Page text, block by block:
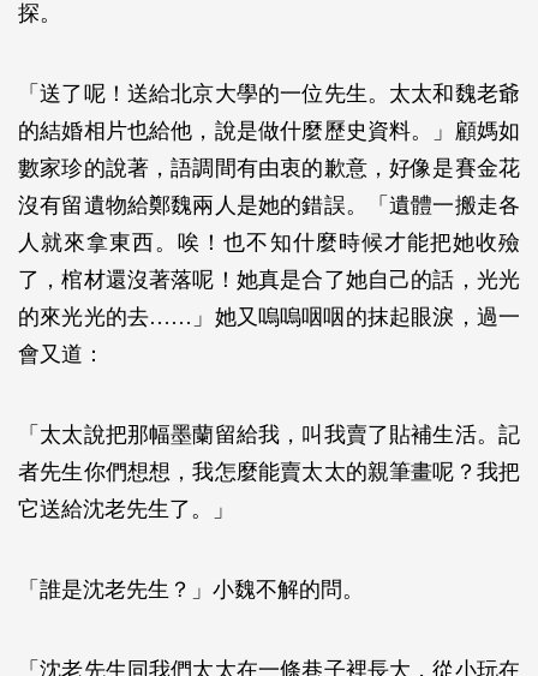
探。
「送了呢！送給北京大學的一位先生。太太和魏老爺
的結婚相片也給他，說是做什麼歷史資料。」顧媽如
數家珍的說著，語調間有由衷的歉意，好像是賽金花
沒有留遺物給鄭魏兩人是她的錯誤。「遺體一搬走各
人就來拿東西。唉！也不知什麼時候才能把她收殮
了，棺材還沒著落呢！她真是合了她自己的話，光光
的來光光的去……」她又嗚嗚咽咽的抹起眼淚，過一
會又道：
「太太說把那幅墨蘭留給我，叫我賣了貼補生活。記
者先生你們想想，我怎麼能賣太太的親筆畫呢？我把
它送給沈老先生了。」
「誰是沈老先生？」小魏不解的問。
「沈老先生同我們太太在一條巷子裡長大，從小玩在